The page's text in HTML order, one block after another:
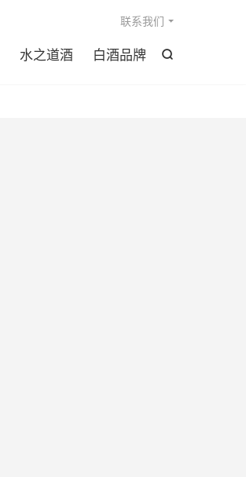

水之道酒 白酒品牌
联系我们